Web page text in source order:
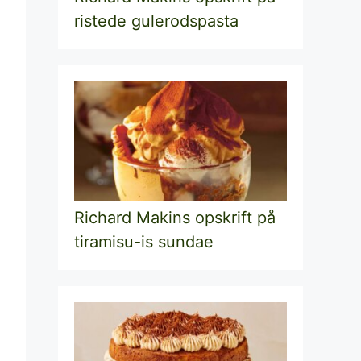
ristede gulerodspasta
Richard Makins opskrift på
tiramisu-is sundae